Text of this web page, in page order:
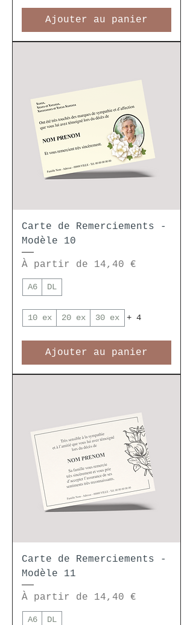
Ajouter au panier
Carte de Remerciements -
Modèle 10
À partir de 14,40 €
Prix promotionnel
A6 DL
10 ex 20 ex 30 ex + 4
Ajouter au panier
Carte de Remerciements -
Modèle 11
À partir de 14,40 €
Prix promotionnel
A6 DL